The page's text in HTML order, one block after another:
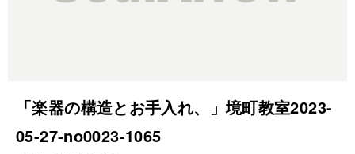
「楽器の構造とお手入れ、」境町教室2023-
05-27-­no0023-­1065